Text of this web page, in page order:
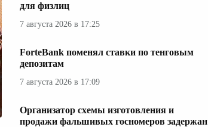
для физлиц
7 августа 2026 в 17:25
ForteBank поменял ставки по тенговым
депозитам
7 августа 2026 в 17:09
Организатор схемы изготовления и
продажи фальшивых госномеров задержан